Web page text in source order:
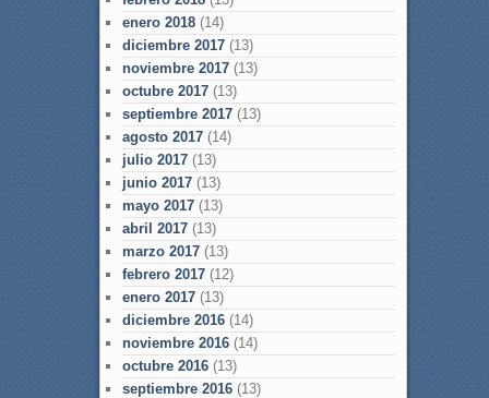
enero 2018(14)
diciembre 2017(13)
noviembre 2017(13)
octubre 2017(13)
septiembre 2017(13)
agosto 2017(14)
julio 2017(13)
junio 2017(13)
mayo 2017(13)
abril 2017(13)
marzo 2017(13)
febrero 2017(12)
enero 2017(13)
diciembre 2016(14)
noviembre 2016(14)
octubre 2016(13)
septiembre 2016(13)